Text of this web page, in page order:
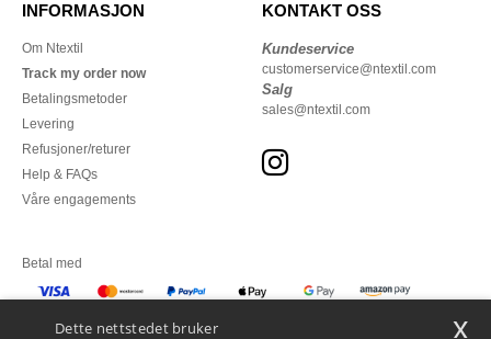
INFORMASJON
Om Ntextil
Track my order now
Betalingsmetoder
Levering
Refusjoner/returer
Help & FAQs
Våre engagements
KONTAKT OSS
Kundeservice
customerservice@ntextil.com
Salg
sales@ntextil.com
Betal med
Dette nettstedet bruker x